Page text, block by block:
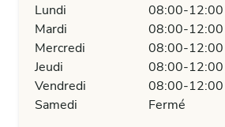
Lundi
08:00-
Mardi
08:00-
Mercredi
08:00-
Jeudi
08:00-
Vendredi
08:00-
Samedi
Fermé